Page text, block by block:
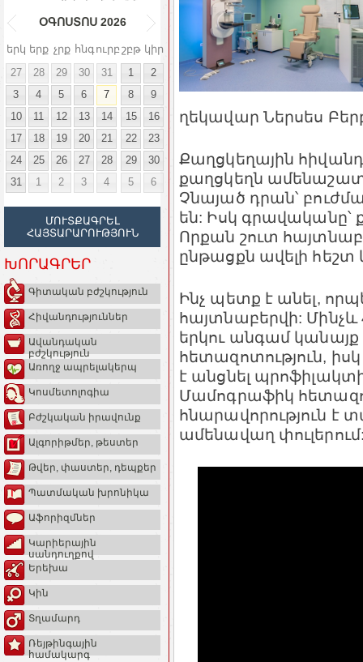
ՕԳՈՍՏՈՍ 2026
երկ երք չրք հնգուրբ շբթ կիր
27
28 29 30 31 1
2
3
4 5 6 7 8
9
10
11 12 13 14 15
16
17
18 19 20 21 22
23
24
25 26 27 28 29
30
31
1 2 3 4 5 6
ՄՈՒՏՔԱԳՐԵԼ
ՀԱՅՏԱՐԱՐՈՒԹՅՈՒՆ
ԽՈՐԱԳՐԵՐ
Գիտական բժշկություն
Հիվանդություններ
Ավանդական
բժշկություն
Առողջ ապրելակերպ
Կոսմետոլոգիա
Բժշկական իրավունք
Ալգորիթմեր, թեստեր
Թվեր, փաստեր, դեպքեր
Պատմական խրոնիկա
Աֆորիզմներ
Կարիերային
սանդուղքով
Երեխա
Կին
Տղամարդ
Ռեյթինգային
համակարգ
ղեկավար Ներսես
Քաղցկեղային
քաղցկեղն ամենաշատ
Չնայած դրան՝
են: Իսկ գրավականը՝
Որքան շուտ
ընթացքն ավելի
Ինչ պետք է անել,
հայտնաբերվի:
երկու անգամ
հետազոտություն,
է անցնել
Մամոգրաֆիկ
հնարավորություն է
ամենավաղ